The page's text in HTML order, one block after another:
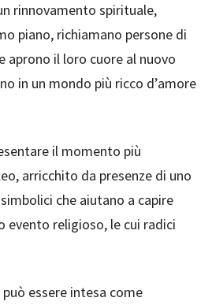
rinnovamento spirituale,
piano, richiamano persone di
aprono il loro cuore al nuovo
in un mondo più ricco d’amore
il momento più
arricchito da presenze di uno
che aiutano a capire
evento religioso, le cui radici
essere intesa come